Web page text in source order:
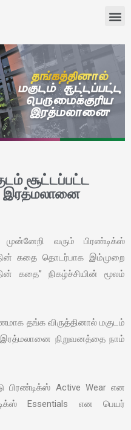
சூட்டப்பட்ட
இரத்மலானை
முன்னேறி வரும் பிரண்டிக்ஸ்
கதை தொடர்பாக இம்முறை
கதை” நிகழ்ச்சியின் மூலம்
தங்க விருத்தினால் மகுடம்
இரத்மலானை நிறுவனத்தை நாம்
Active Wear என
Essentials என பெயர்